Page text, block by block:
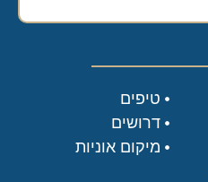
טיפים
דרושים
מיקום אוניות